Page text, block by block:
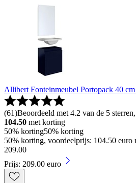
Allibert Fonteinmeubel Portopack 40
(61)Beoordeeld met 4.2 van de 5
104.50 met korting
50% korting50% korting
50% korting, voordeelprijs: 104.50 euro
209.00
Prijs: 209.00 euro